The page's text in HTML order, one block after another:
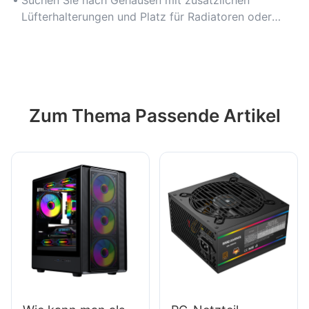
Lüfterhalterungen und Platz für Radiatoren oder
Zum Thema Passende Artikel